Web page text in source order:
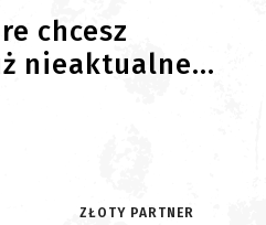
chcesz
nieaktualne...
ZŁOTY PARTNER